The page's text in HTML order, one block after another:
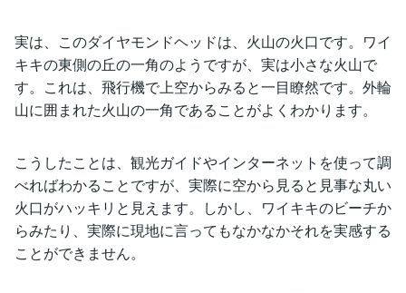
実は、このダイヤモンドヘッドは、火山の火口です。ワイ
キキの東側の丘の一角のようですが、実は小さな火山で
す。これは、飛行機で上空からみると一目瞭然です。外輪
山に囲まれた火山の一角であることがよくわかります。
こうしたことは、観光ガイドやインターネットを使って調
べればわかることですが、実際に空から見ると見事な丸い
火口がハッキリと見えます。しかし、ワイキキのビーチか
らみたり、実際に現地に言ってもなかなかそれを実感する
ことができません。